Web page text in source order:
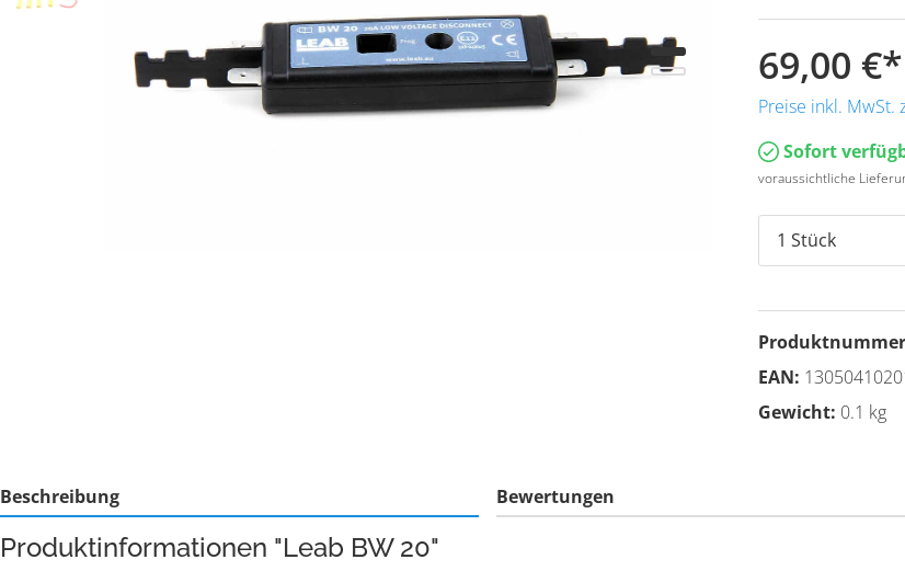
69,00 €*
Preise inkl. MwSt.
Sofort
voraussichtliche
EAN:
Gewicht: 0.1 kg
Beschreibung Bewertungen
Produktinformationen "Leab BW 20"